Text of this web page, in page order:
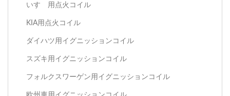
いすゞ用点火コイル
KIA用点火コイル
ダイハツ用イグニッションコイル
スズキ用イグニッションコイル
フォルクスワーゲン用イグニッションコイル